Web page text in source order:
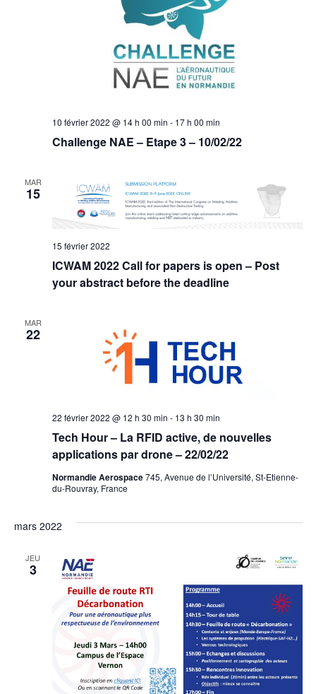
Challenge NAE – Etape 3 – 10/02/22
10 février 2022 @ 14 h 00 min - 17 h 00 min
MAR
15
ICWAM 2022 Call for papers is open – Post
your abstract before the deadline
15 février 2022
MAR
22
Tech Hour – La RFID active, de nouvelles
applications par drone – 22/02/22
22 février 2022 @ 12 h 30 min - 13 h 30 min
Normandie Aerospace745, Avenue de l’Université, St-Etienne-
du-Rouvray, France
mars 2022
JEU
3